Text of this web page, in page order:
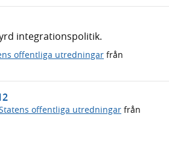
integrationspolitik.
offentliga utredningar från
offentliga utredningar från